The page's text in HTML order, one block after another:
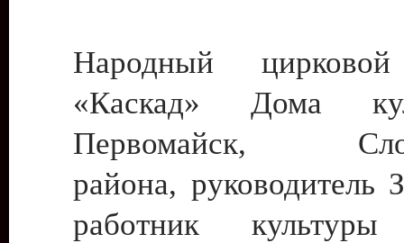
Народный цирковой
«Каскад» Дома
Первомайск,
района, руководитель
работник культуры